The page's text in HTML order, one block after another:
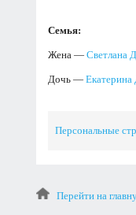
Семья:
Жена — Светлана
Дочь — Екатерина
Персональные
Перейти на